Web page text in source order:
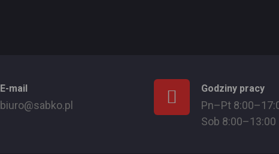
E-mail
biuro@sabko.pl
Godziny pracy
Pn–Pt
Sob 8:00–13:00